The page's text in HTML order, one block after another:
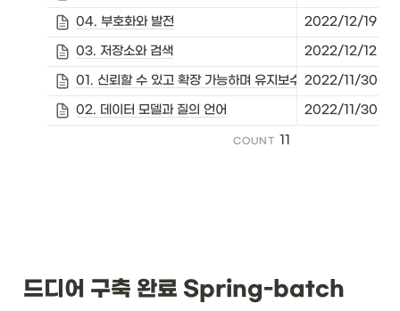
04. 부호화와 발전
2022/12/19
03. 저장소와 검색
2022/12/12
01. 신뢰할 수 있고 확장 가능하며 유지보수하기 쉬운 애플리
2022/11/30
02. 데이터 모델과 질의 언어
2022/11/30
COUNT 11
드디어 구축 완료 Spring-batch